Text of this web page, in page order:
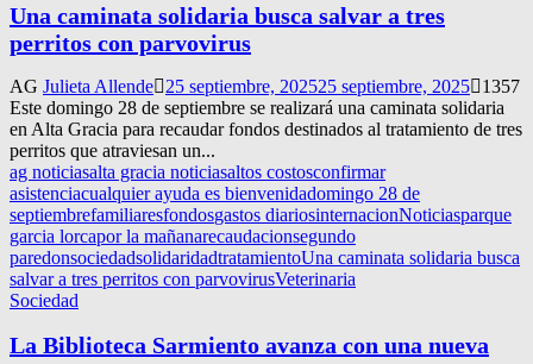
Una caminata solidaria busca salvar a tres
perritos con parvovirus
AG Julieta Allende 25 septiembre, 202525 septiembre, 2025
1357
Este domingo 28 de septiembre se realizará una caminata solidaria
en Alta Gracia para recaudar fondos destinados al tratamiento de tres
perritos que atraviesan un...
ag noticiasalta gracia noticiasaltos costosconfirmar
asistenciacualquier ayuda es bienvenidadomingo 28 de
septiembrefamiliaresfondosgastos diariosinternacionNoticiasparque
garcia lorcapor la mañanarecaudacionsegundo
paredonsociedadsolidaridadtratamientoUna caminata solidaria busca
salvar a tres perritos con parvovirusVeterinaria
Sociedad
La Biblioteca Sarmiento avanza con una nueva